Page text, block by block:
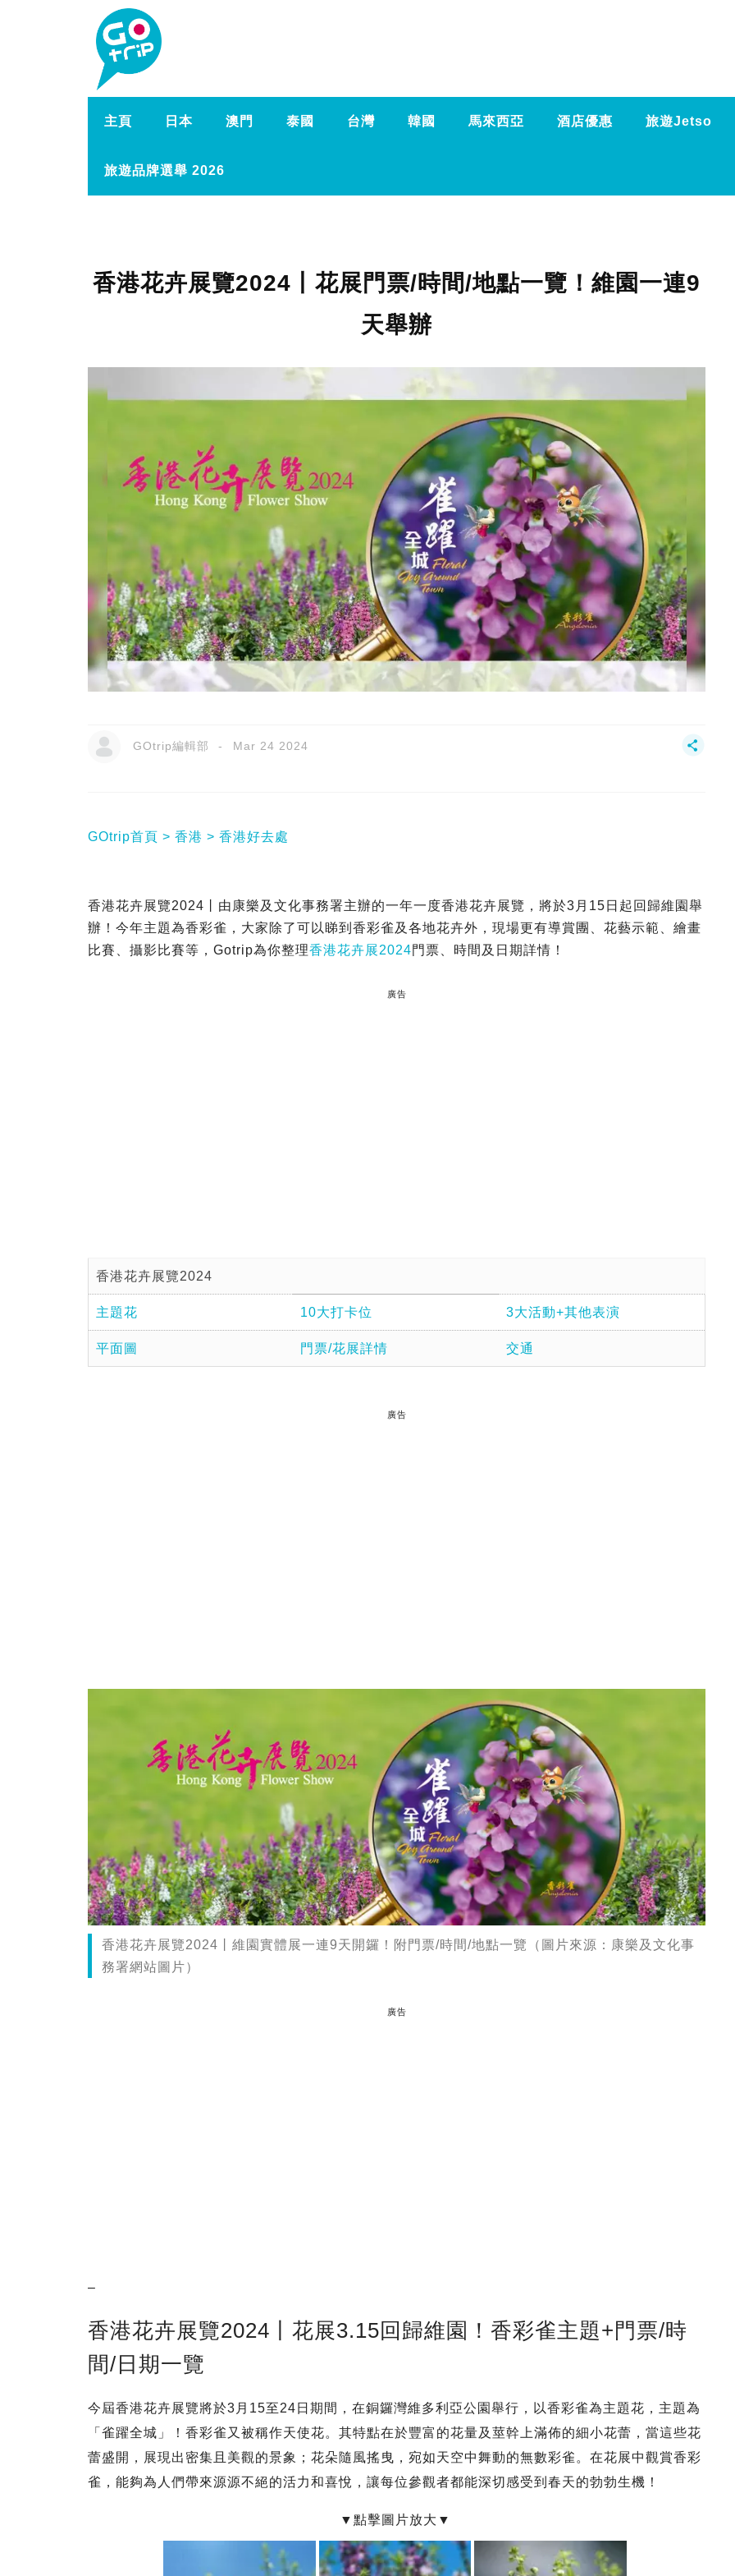
主頁 日本 澳門 泰國 台灣 韓國 馬來西亞 酒店優惠 旅遊Jetso
旅遊品牌選舉 2026
香港花卉展覽2024丨花展門票/時間/地點一覽！維園一連9
天舉辦
GOtrip編輯部 Mar 24 2024
GOtrip首頁 香港 香港好去處
香港花卉展覽2024丨由康樂及文化事務署主辦的一年一度香港花卉展覽，將於3月15日起回歸維園舉
辦！今年主題為香彩雀，大家除了可以睇到香彩雀及各地花卉外，現場更有導賞團、花藝示範、繪畫
比賽、攝影比賽等，Gotrip為你整理香港花卉展2024門票、時間及日期詳情！
廣告
香港花卉展覽2024
主題花 10大打卡位 3大活動+其他表演
平面圖 門票/花展詳情 交通
廣告
香港花卉展覽2024丨維園實體展一連9天開鑼！附門票/時間/地點一覽（圖片來源：康樂及文化事
務署網站圖片）
廣告
–
香港花卉展覽2024丨花展3.15回歸維園！香彩雀主題+門票/時
間/日期一覽
今屆香港花卉展覽將於3月15至24日期間，在銅鑼灣維多利亞公園舉行，以香彩雀為主題花，主題為
「雀躍全城」！香彩雀又被稱作天使花。其特點在於豐富的花量及莖幹上滿佈的細小花蕾，當這些花
蕾盛開，展現出密集且美觀的景象；花朵隨風搖曳，宛如天空中舞動的無數彩雀。在花展中觀賞香彩
雀，能夠為人們帶來源源不絕的活力和喜悅，讓每位參觀者都能深切感受到春天的勃勃生機！